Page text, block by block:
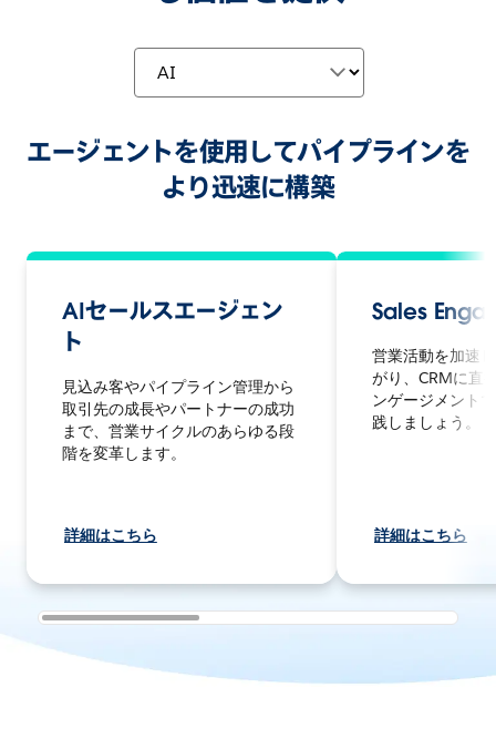
エージェントを使用してパイプラインを
より迅速に構築
AIセールスエージェン
ト
見込み客やパイプライン管理から
取引先の成長やパートナーの成功
まで、営業サイクルのあらゆる段
階を変革します。
詳細はこちら
Sales
営業活動を加速
がり、CRMに直
ンゲージメント
践しましょう。
詳細はこちら